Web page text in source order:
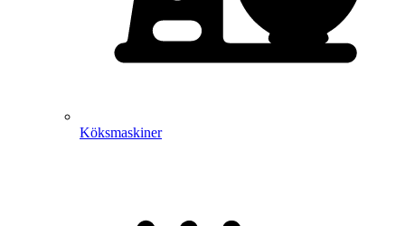
Köksmaskiner